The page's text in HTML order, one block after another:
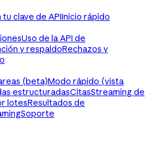
clave de APIInicio rápido
Uso de la API de
y respaldoRechazos y
(beta)Modo rápido (vista
estructuradasCitasStreaming de
lotesResultados de
Soporte